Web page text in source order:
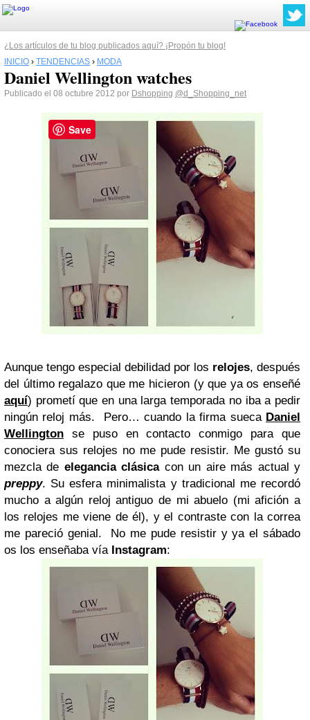
¿Los artículos de tu blog publicados aquí? ¡Propón tu blog!
INICIO › TENDENCIAS › MODA
Daniel Wellington watches
Publicado el 08 octubre 2012 por Dshopping @d_Shopping_net
Aunque tengo especial debilidad por los relojes, después
del último regalazo que me hicieron (y que ya os enseñé
aquí) prometí que en una larga temporada no iba a pedir
ningún reloj más. Pero… cuando la firma sueca Daniel
Wellington se puso en contacto conmigo para que
conociera sus relojes no me pude resistir. Me gustó su
mezcla de elegancia clásicacon un aire más actual y
preppy. Su esfera minimalista y tradicional me recordó
mucho a algún reloj antiguo de mi abuelo (mi afición a
los relojes me viene de él), y el contraste con la correa
me pareció genial. No me pude resistir y ya el sábado
os los enseñaba vía Instagram:
Save